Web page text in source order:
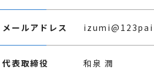
メールアドレス
代表取締役 和泉 潤